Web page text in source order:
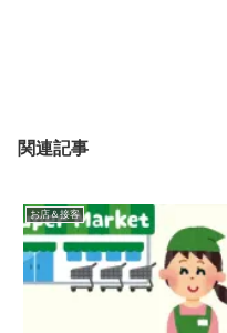
関連記事
お店＆接客